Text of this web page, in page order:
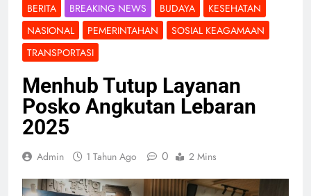
BERITA BREAKING NEWS BUDAYA
KESEHATAN
NASIONAL
PEMERINTAHAN
SOSIAL KEAGAMAAN
TRANSPORTASI
Menhub Tutup Layanan
Posko Angkutan Lebaran
2025
Admin 1 Tahun Ago 0 2 Mins